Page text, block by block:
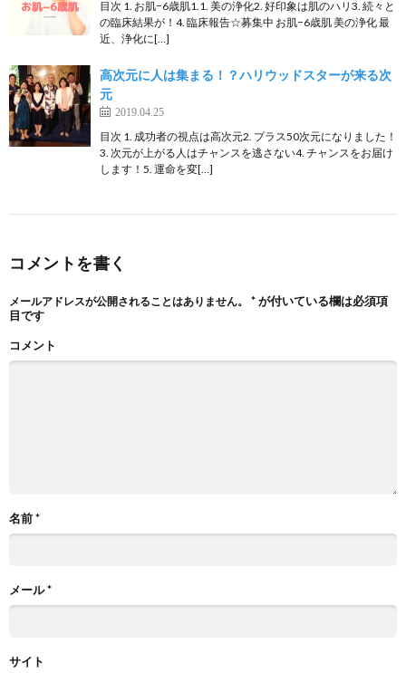
目次 1. お肌−6歳肌1.1. 美の浄化2. 好印象は肌のハリ3. 続々と
の臨床結果が！4. 臨床報告☆募集中 お肌−6歳肌 美の浄化 最
近、浄化に[…]
高次元に人は集まる！？ハリウッドスターが来る次
元
2019.04.25
目次 1. 成功者の視点は高次元2. プラス50次元になりました！
3. 次元が上がる人はチャンスを逃さない4. チャンスをお届け
します！5. 運命を変[…]
コメントを書く
メールアドレスが公開されることはありません。 *が付いている欄は必須項
目です
コメント
名前*
メール*
サイト